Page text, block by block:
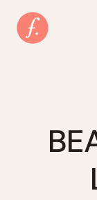
Inhalt
springen